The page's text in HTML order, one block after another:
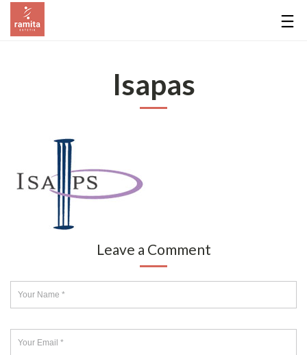
Isapas
Leave a Comment